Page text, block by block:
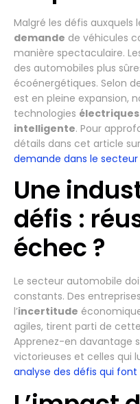
Malgré les défis
demande de véhicules
manière spectaculaire.
des automobiles plus
écoénergétiques. Selon
est en pleine expansion,
technologies électriques
intelligente. Pour
détails dans cet article
demande dans le
Une
défis :
échec ?
Le secteur automobile
constants. Des
l’incertitude
agiles, tirent parti de
Apprenez-en davantage
victorieuses et celles qui
analyse des défis qui